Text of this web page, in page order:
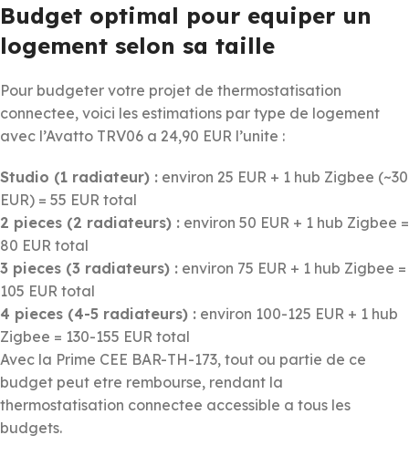
Budget optimal pour equiper un
logement selon sa taille
Pour budgeter votre projet de thermostatisation
connectee, voici les estimations par type de logement
avec l’Avatto TRV06 a 24,90 EUR l’unite :
Studio (1 radiateur) : environ 25 EUR + 1 hub Zigbee (~30
EUR) = 55 EUR total
2 pieces (2 radiateurs) : environ 50 EUR + 1 hub Zigbee =
80 EUR total
3 pieces (3 radiateurs) : environ 75 EUR + 1 hub Zigbee =
105 EUR total
4 pieces (4-5 radiateurs) : environ 100-125 EUR + 1 hub
Zigbee = 130-155 EUR total
Avec la Prime CEE BAR-TH-173, tout ou partie de ce
budget peut etre rembourse, rendant la
thermostatisation connectee accessible a tous les
budgets.